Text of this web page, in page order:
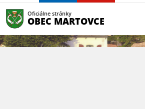
Oficiálne stránky
OBEC MARTOVCE